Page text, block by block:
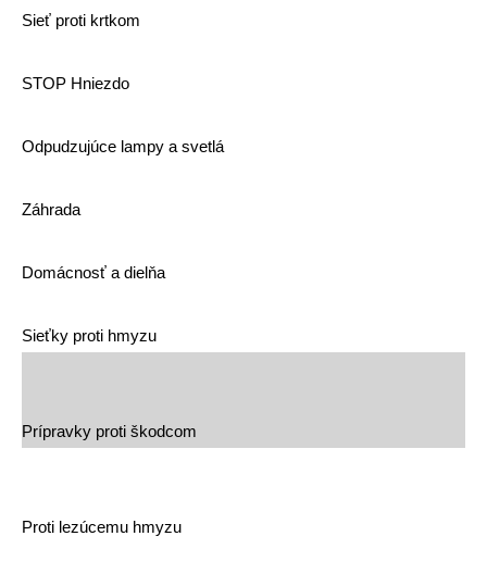
Sieť proti krtkom
STOP Hniezdo
Odpudzujúce lampy a svetlá
Záhrada
Domácnosť a dielňa
Sieťky proti hmyzu
Prípravky proti škodcom
Proti lezúcemu hmyzu